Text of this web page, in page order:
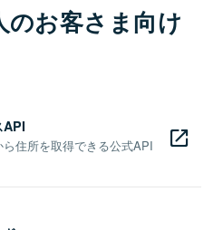
のお客さま向け
API
住所を取得できる公式API